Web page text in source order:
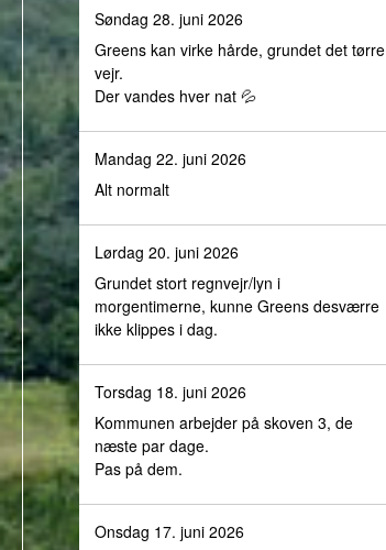
Søndag 28. juni 2026
Greens kan virke hårde, grundet det tørre
vejr.
Der vandes hver nat 💦
Mandag 22. juni 2026
Alt normalt
Lørdag 20. juni 2026
Grundet stort regnvejr/lyn i
morgentimerne, kunne Greens desværre
ikke klippes i dag.
Torsdag 18. juni 2026
Kommunen arbejder på skoven 3, de
næste par dage.
Pas på dem.
Onsdag 17. juni 2026